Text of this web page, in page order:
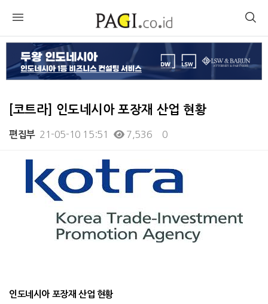
[코트라] 인도네시아 포장재 산업 현황
편집부 21-05-10 15:51 7,536 0
인도네시아 포장재 산업 현황